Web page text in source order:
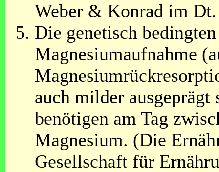
Weber & Konrad im
Die genetisch
Magnesiumaufnahme
auch milder ausgeprägt
benötigen am Tag
Magnesium. (Die
Gesellschaft für